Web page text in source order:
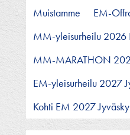
Muistamme
EM-
MM-yleisurheilu 2026
MM-MARATHON
EM-yleisurheilu 2027
Kohti EM 2027